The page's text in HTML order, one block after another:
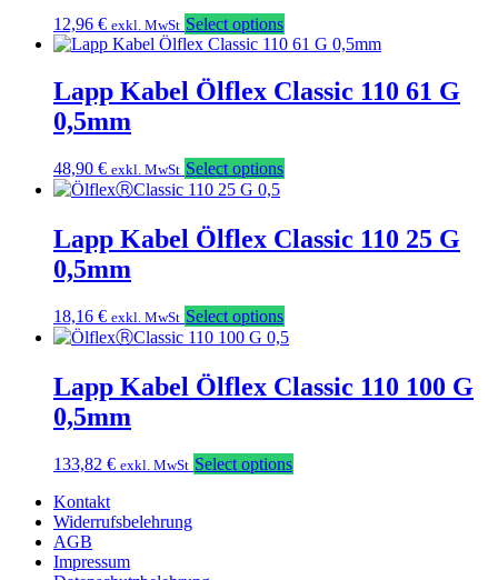
12,96 € exkl. MwSt Select options
Lapp Kabel Ölflex Classic 110 61 G
0,5mm
48,90 € exkl. MwSt Select options
Lapp Kabel Ölflex Classic 110 25 G
0,5mm
18,16 € exkl. MwSt Select options
Lapp Kabel Ölflex Classic 110 100 G
0,5mm
133,82 € exkl. MwSt Select options
Kontakt
Widerrufsbelehrung
AGB
Impressum